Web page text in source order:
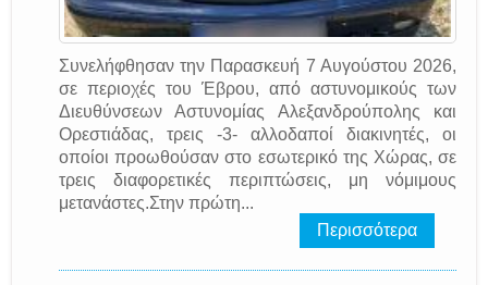
Συνελήφθησαν την Παρασκευή 7 Αυγούστου 2026,
σε περιοχές του Έβρου, από αστυνομικούς των
Διευθύνσεων Αστυνομίας Αλεξανδρούπολης και
Ορεστιάδας, τρεις -3- αλλοδαποί διακινητές, οι
οποίοι προωθούσαν στο εσωτερικό της Χώρας, σε
τρεις διαφορετικές περιπτώσεις, μη νόμιμους
μετανάστες.Στην πρώτη...
Περισσότερα